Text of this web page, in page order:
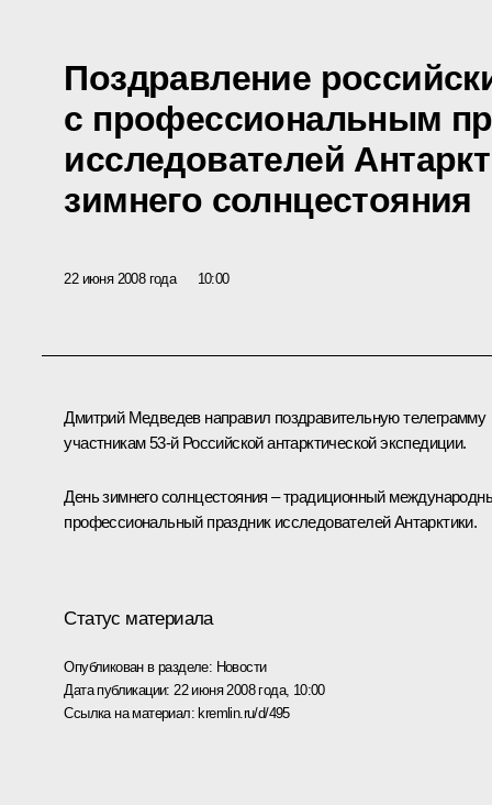
Поздравление
с профессиональным
исследователей
зимнего солнцестояния
22 июня 2008 года 10:00
Дмитрий Медведев направил поздравительную телеграмму
участникам 53-й Российской антарктической экспедиции.
День зимнего солнцестояния – традиционный
профессиональный праздник исследователей Антарктики.
Статус материала
Опубликован в разделе: Новости
Дата публикации: 22 июня 2008 года, 10:00
Ссылка на материал:kremlin.ru/d/495